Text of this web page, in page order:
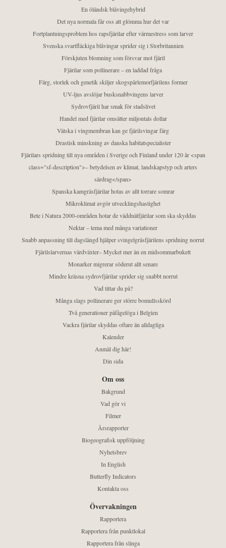
En öländsk blåvingehybrid
Det nya normala får oss att glömma hur det var
Fortplantningsproblem hos rapsfjärilar efter värmestress som larver
Svenska svartfläckiga blåvingar sprider sig i Storbritannien
Förskjuten blomning som försvar mot fjäril
Fjärilar som pollinerare – en laddad fråga
Färg, storlek och genetik skiljer skogspärlemorfjärilens former
UV-ljus avslöjar busksnabbvingens larver
Sydrovfjäril har smak för stadslivet
Handel med fjärilar omsätter miljontals dollar
Vätska i vingmembran kan ge fjärilsvingar färg
Drastisk minskning av danska habitatspecialister
Fjärilars spridning till nya områden i Sverige och Finland under 120 år <span
class="sf-description">– betydelsen av klimat, landskapstyp och arters
särdrag</span>
Spanska kamgräsfjärilar hotas av allt torrare somrar
Mikroklimat avgör utvecklingshastighet
Bete i Natura 2000-områden hotar de väddnätfjärilar som ska skyddas
Nektar – tema med många variationer
Snabb anpassning till dagslängd hjälper svingelgräsfjärilens spridning norrut
Fjärilslarvernas värdväxter– Mycket mer än en midsommarbukett
Monarker migrerar söderut allt senare
Mindre kräsna sydrovfjärilar sprider sig snabbt norrut
Vad tittar du på?
Många slags pollinerare ger större bomullsskörd
Två generationer påfågelöga i Belgien
Vackra fjärilar skyddas oftare än alldagliga
Kalender
Anmäl dig här!
Din sida
Om oss
Bakgrund
Vad gör vi
Filmer
Årsrapporter
Biogeografisk uppföljning
Nyhetsbrev
In English
Butterfly Indicators
Kontakta oss
Övervakningen
Rapportera
Rapportera från punktlokal
Rapportera från slinga